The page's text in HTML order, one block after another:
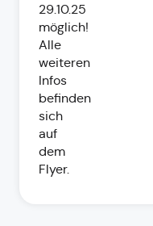
29.10.25
möglich!
Alle
weiteren
Infos
befinden
sich
auf
dem
Flyer.